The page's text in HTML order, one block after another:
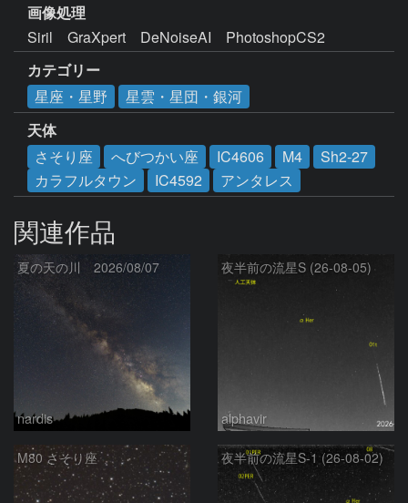
画像処理
Siril　GraXpert　DeNoiseAI　PhotoshopCS2
カテゴリー
星座・星野
星雲・星団・銀河
天体
さそり座
へびつかい座 IC4606 M4
Sh2-27
カラフルタウン
IC4592 アンタレス
関連作品
夏の天の川 2026/08/07
nardis
夜半前の流星S (26-08-05)
alphavir
M80 さそり座 夜半前の流星S-1 (26-08-02)